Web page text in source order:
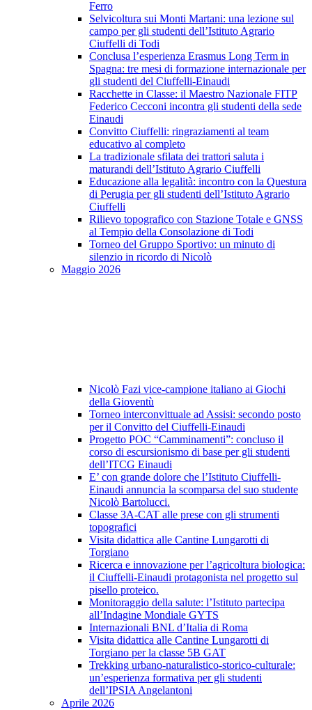
Ferro
Selvicoltura sui Monti Martani: una lezione sul
campo per gli studenti dell’Istituto Agrario
Ciuffelli di Todi
Conclusa l’esperienza Erasmus Long Term in
Spagna: tre mesi di formazione internazionale per
gli studenti del Ciuffelli-Einaudi
Racchette in Classe: il Maestro Nazionale FITP
Federico Cecconi incontra gli studenti della sede
Einaudi
Convitto Ciuffelli: ringraziamenti al team
educativo al completo
La tradizionale sfilata dei trattori saluta i
maturandi dell’Istituto Agrario Ciuffelli
Educazione alla legalità: incontro con la Questura
di Perugia per gli studenti dell’Istituto Agrario
Ciuffelli
Rilievo topografico con Stazione Totale e GNSS
al Tempio della Consolazione di Todi
Torneo del Gruppo Sportivo: un minuto di
silenzio in ricordo di Nicolò
Maggio 2026
Nicolò Fazi vice-campione italiano ai Giochi
della Gioventù
Torneo interconvittuale ad Assisi: secondo posto
per il Convitto del Ciuffelli-Einaudi
Progetto POC “Camminamenti”: concluso il
corso di escursionismo di base per gli studenti
dell’ITCG Einaudi
E’ con grande dolore che l’Istituto Ciuffelli-
Einaudi annuncia la scomparsa del suo studente
Nicolò Bartolucci.
Classe 3A-CAT alle prese con gli strumenti
topografici
Visita didattica alle Cantine Lungarotti di
Torgiano
Ricerca e innovazione per l’agricoltura biologica:
il Ciuffelli-Einaudi protagonista nel progetto sul
pisello proteico.
Monitoraggio della salute: l’Istituto partecipa
all’Indagine Mondiale GYTS
Internazionali BNL d’Italia di Roma
Visita didattica alle Cantine Lungarotti di
Torgiano per la classe 5B GAT
Trekking urbano-naturalistico-storico-culturale:
un’esperienza formativa per gli studenti
dell’IPSIA Angelantoni
Aprile 2026